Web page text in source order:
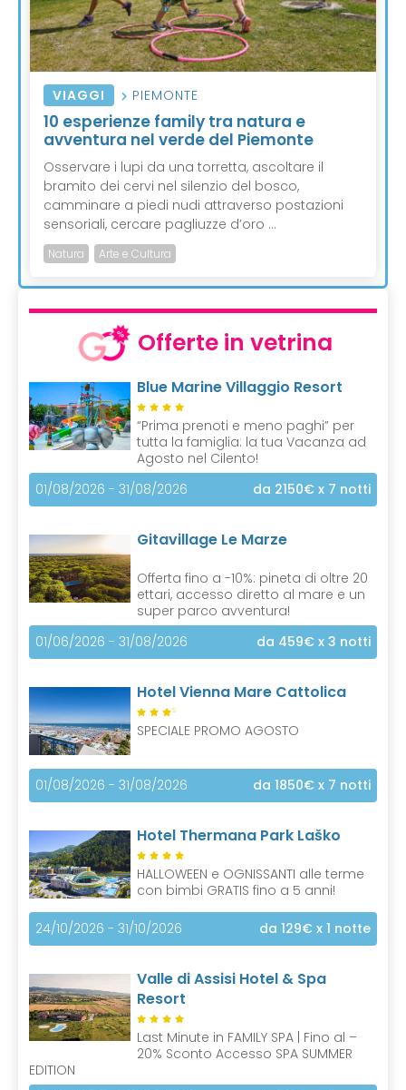
VIAGGI PIEMONTE
10 esperienze family tra natura e
avventura nel verde del Piemonte
Osservare i lupi da una torretta, ascoltare il
bramito dei cervi nel silenzio del bosco,
camminare a piedi nudi attraverso postazioni
sensoriali, cercare pagliuzze d’oro ...
Natura Arte e Cultura
Offerte in vetrina
Blue Marine Villaggio Resort
“Prima prenoti e meno paghi” per
tutta la famiglia: la tua Vacanza ad
Agosto nel Cilento!
01/08/2026 - 31/08/2026
da 2150€ x 7 notti
Gitavillage Le Marze
Offerta fino a -10%: pineta di oltre 20
ettari, accesso diretto al mare e un
super parco avventura!
01/06/2026 - 31/08/2026
da 459€ x 3 notti
Hotel Vienna Mare Cattolica
S
SPECIALE PROMO AGOSTO
01/08/2026 - 31/08/2026 da 1850€ x 7 notti
Hotel Thermana Park Laško
HALLOWEEN e OGNISSANTI alle terme
con bimbi GRATIS fino a 5 anni!
24/10/2026 - 31/10/2026 da 129€ x 1 notte
Valle di Assisi Hotel & Spa
Resort
Last Minute in FAMILY SPA | Fino al –
20% Sconto Accesso SPA SUMMER
EDITION